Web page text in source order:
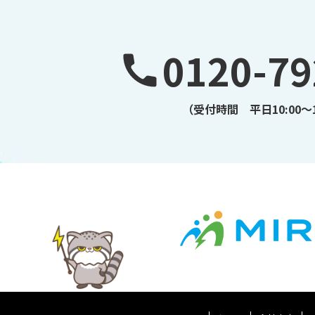
0120-
（受付時間 平日10:00～